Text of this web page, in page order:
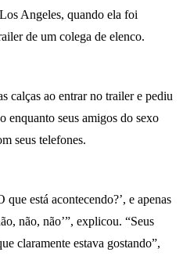
Angeles, quando ela foi
de um colega de elenco.
calças ao entrar no trailer e pediu
enquanto seus amigos do sexo
seus telefones.
que está acontecendo?’, e apenas
não, não’”, explicou. “Seus
claramente estava gostando”,